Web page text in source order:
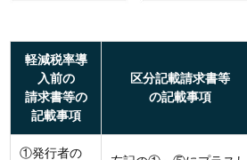
軽減税率導
入前の
請求書等の
記載事項
区分記載請求書等
の記載事項
①発行者の